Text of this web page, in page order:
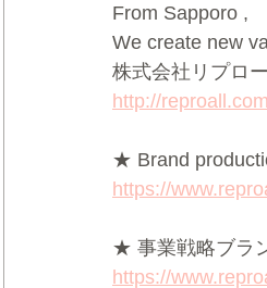
From Sapporo ,
We create new
株式会社リプロ
http://
★ Brand
https://
★ 事業戦略ブラ
https://